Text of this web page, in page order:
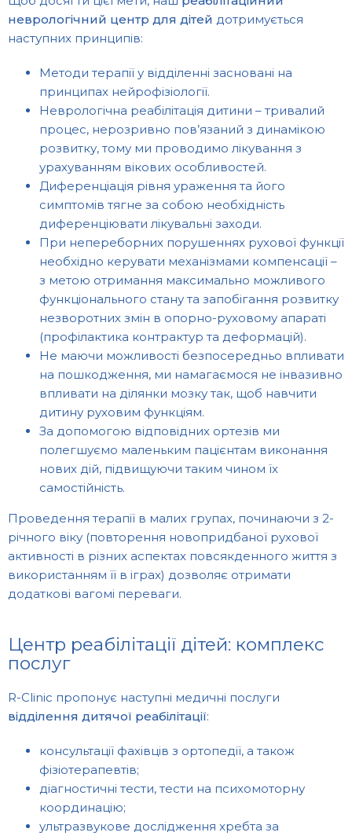
неврологічний центр для дітей дотримується
наступних принципів:
Методи терапії у відділенні засновані на
принципах нейрофізіології.
Неврологічна реабілітація дитини – тривалий
процес, нерозривно пов’язаний з динамікою
розвитку, тому ми проводимо лікування з
урахуванням вікових особливостей.
Диференціація рівня ураження та його
симптомів тягне за собою необхідність
диференціювати лікувальні заходи.
При непереборних порушеннях рухової функції
необхідно керувати механізмами компенсації –
з метою отримання максимально можливого
функціонального стану та запобігання розвитку
незворотних змін в опорно-руховому апараті
(профілактика контрактур та деформацій).
Не маючи можливості безпосередньо впливати
на пошкодження, ми намагаємося не інвазивно
впливати на ділянки мозку так, щоб навчити
дитину руховим функціям.
За допомогою відповідних ортезів ми
полегшуємо маленьким пацієнтам виконання
нових дій, підвищуючи таким чином їх
самостійність.
Проведення терапії в малих групах, починаючи з 2-
річного віку (повторення новопридбаної рухової
активності в різних аспектах повсякденного життя з
використанням її в іграх) дозволяє отримати
додаткові вагомі переваги.
Центр реабілітації дітей: комплекс
послуг
R-Clinic пропонує наступні медичні послуги
відділення дитячої реабілітації:
консультації фахівців з ортопедії, а також
фізіотерапевтів;
діагностичні тести, тести на психомоторну
координацію;
ультразвукове дослідження хребта за